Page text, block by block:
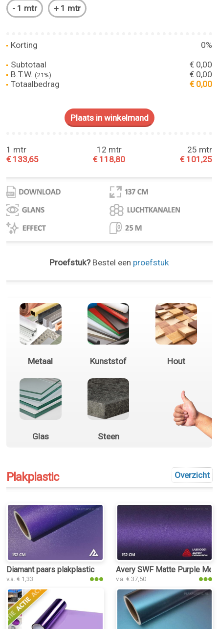
Korting
0%
Subtotaal
€ 0,00
B.T.W.(21%)
€ 0,00
Totaalbedrag
€ 0,00
1 mtr
€ 133,65
12 mtr
€ 118,80
25 mtr
€ 101,25
Proefstuk?Bestel een proefstuk
Metaal Kunststof Hout
Glas Steen
Overzicht
Plakplastic
Diamant paars plakplastic
v.a. € 1,33
Avery SWF Matte Purple
v.a. € 37,50